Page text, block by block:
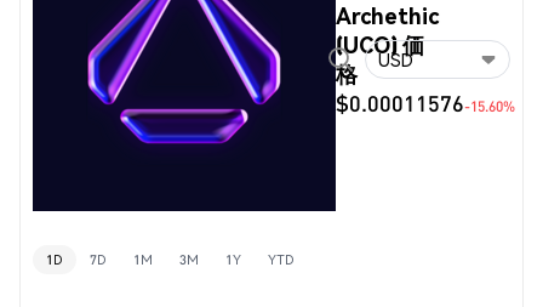
Archethic
(UCO) 価
格
$0.00011576-15.60%
USD
1D 7D 1M 3M 1Y YTD